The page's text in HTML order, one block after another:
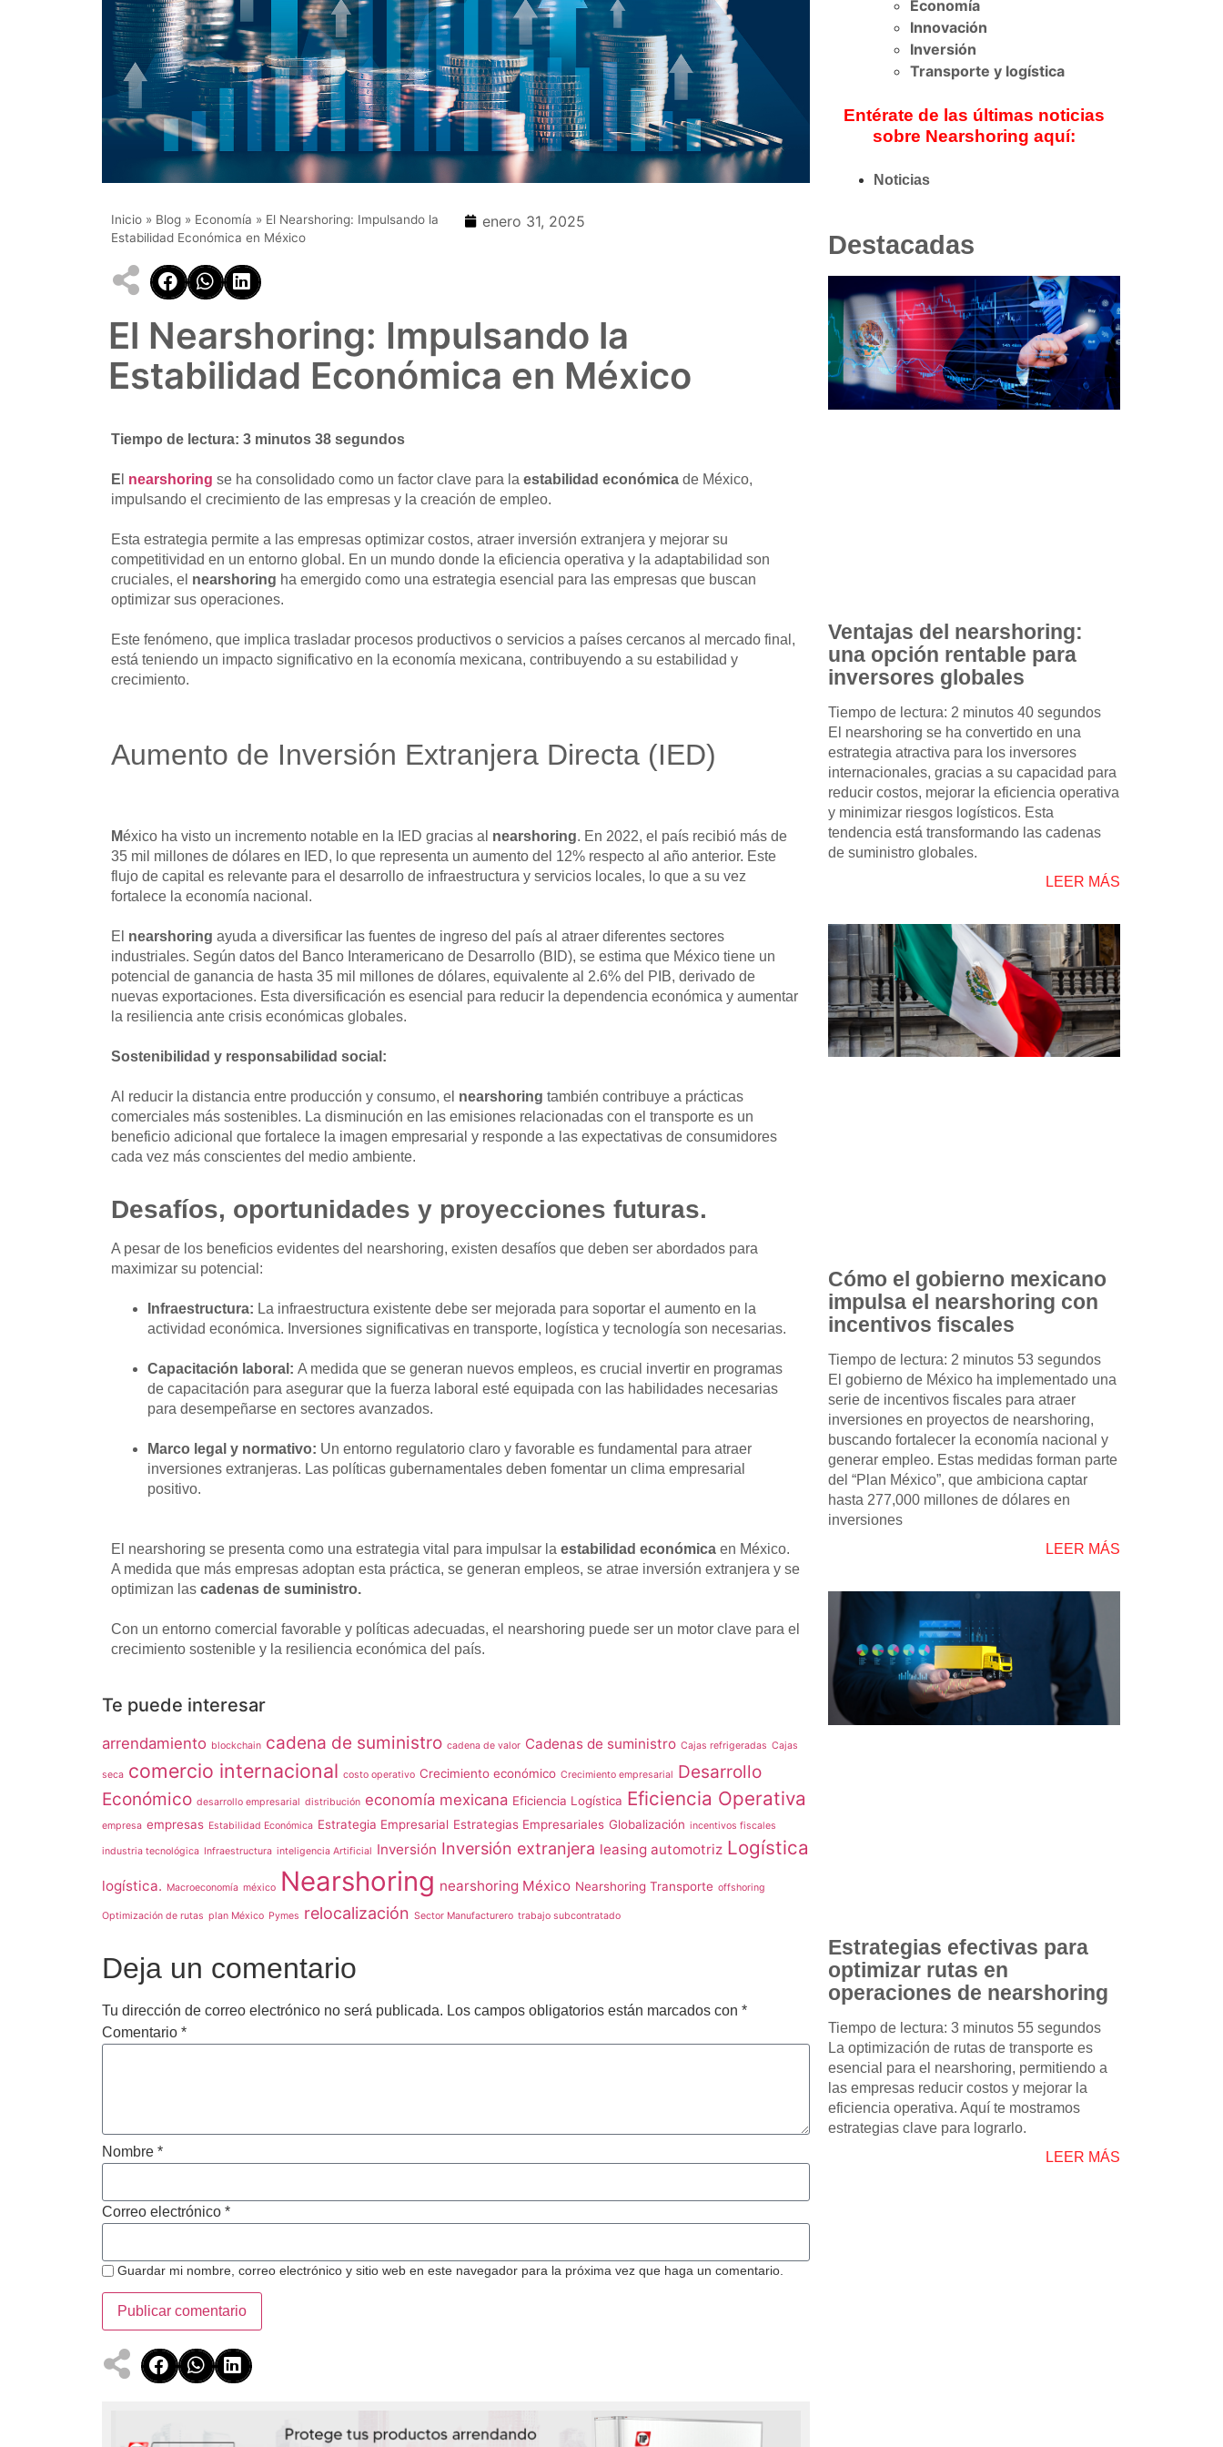
Inicio » Blog » Economía » El Nearshoring: Impulsando la
Estabilidad Económica en México
enero 31, 2025
El Nearshoring: Impulsando la
Estabilidad Económica en México
Tiempo de lectura: 3 minutos 38 segundos
E nearshoring se ha consolidado como un factor clave para la estabilidad económica de México,
impulsando el crecimiento de las empresas y la creación de empleo.
Esta estrategia permite a las empresas optimizar costos, atraer inversión extranjera y mejorar su
competitividad en un entorno global. En un mundo donde la eficiencia operativa y la adaptabilidad son
cruciales, el nearshoring ha emergido como una estrategia esencial para las empresas que buscan
optimizar sus operaciones.
Este fenómeno, que implica trasladar procesos productivos o servicios a países cercanos al mercado final,
está teniendo un impacto significativo en la economía mexicana, contribuyendo a su estabilidad y
crecimiento.
Aumento de Inversión Extranjera Directa (IED)
México ha visto un incremento notable en la IED gracias al nearshoring. En 2022, el país recibió más de
35 mil millones de dólares en IED, lo que representa un aumento del 12% respecto al año anterior. Este
flujo de capital es relevante para el desarrollo de infraestructura y servicios locales, lo que a su vez
fortalece la economía nacional.
El nearshoring ayuda a diversificar las fuentes de ingreso del país al atraer diferentes sectores
industriales. Según datos del Banco Interamericano de Desarrollo (BID), se estima que México tiene un
potencial de ganancia de hasta 35 mil millones de dólares, equivalente al 2.6% del PIB, derivado de
nuevas exportaciones. Esta diversificación es esencial para reducir la dependencia económica y aumentar
la resiliencia ante crisis económicas globales.
Sostenibilidad y responsabilidad social:
Al reducir la distancia entre producción y consumo, el nearshoring también contribuye a prácticas
comerciales más sostenibles. La disminución en las emisiones relacionadas con el transporte es un
beneficio adicional que fortalece la imagen empresarial y responde a las expectativas de consumidores
cada vez más conscientes del medio ambiente.
Desafíos, oportunidades y proyecciones futuras.
A pesar de los beneficios evidentes del nearshoring, existen desafíos que deben ser abordados para
maximizar su potencial:
Infraestructura: La infraestructura existente debe ser mejorada para soportar el aumento en la
actividad económica. Inversiones significativas en transporte, logística y tecnología son necesarias.
Capacitación laboral: A medida que se generan nuevos empleos, es crucial invertir en programas
de capacitación para asegurar que la fuerza laboral esté equipada con las habilidades necesarias
para desempeñarse en sectores avanzados.
Marco legal y normativo: Un entorno regulatorio claro y favorable es fundamental para atraer
inversiones extranjeras. Las políticas gubernamentales deben fomentar un clima empresarial
positivo.
​​El nearshoring se presenta como una estrategia vital para impulsar la estabilidad económica en México.
A medida que más empresas adoptan esta práctica, se generan empleos, se atrae inversión extranjera y se
optimizan las cadenas de suministro.
Con un entorno comercial favorable y políticas adecuadas, el nearshoring puede ser un motor clave para el
crecimiento sostenible y la resiliencia económica del país.
Te puede interesar
arrendamiento blockchain cadena de suministro cadena de valor Cadenas de suministro Cajas refrigeradas Cajas
seca comercio internacional costo operativo Crecimiento económico Crecimiento empresarial Desarrollo
Económico desarrollo empresarial distribución economía mexicana Eficiencia Logística Eficiencia Operativa
empresa empresas Estabilidad Económica Estrategia Empresarial Estrategias Empresariales Globalización incentivos fiscales
industria tecnológica Infraestructura inteligencia Artificial Inversión Inversión extranjera leasing automotriz Logística
logística. Macroeconomía méxico Nearshoring nearshoring México Nearshoring Transporte offshoring
Optimización de rutas plan México Pymes relocalización Sector Manufacturero trabajo subcontratado
Deja un comentario
Tu dirección de correo electrónico no será publicada. Los campos obligatorios están marcados con *
Comentario *
Nombre *
Correo electrónico *
Guardar mi nombre, correo electrónico y sitio web en este navegador para la próxima vez que haga un comentario.
Economía
Innovación
Inversión
Transporte y logística
Entérate de las últimas noticias
sobre Nearshoring aquí:
Noticias
Destacadas
Ventajas del nearshoring:
una opción rentable para
inversores globales
Tiempo de lectura: 2 minutos 40 segundos
El nearshoring se ha convertido en una
estrategia atractiva para los inversores
internacionales, gracias a su capacidad para
reducir costos, mejorar la eficiencia operativa
y minimizar riesgos logísticos. Esta
tendencia está transformando las cadenas
de suministro globales.
LEER MÁS
Cómo el gobierno mexicano
impulsa el nearshoring con
incentivos fiscales
Tiempo de lectura: 2 minutos 53 segundos
El gobierno de México ha implementado una
serie de incentivos fiscales para atraer
inversiones en proyectos de nearshoring,
buscando fortalecer la economía nacional y
generar empleo. Estas medidas forman parte
del “Plan México”, que ambiciona captar
hasta 277,000 millones de dólares en
inversiones
LEER MÁS
Estrategias efectivas para
optimizar rutas en
operaciones de nearshoring
Tiempo de lectura: 3 minutos 55 segundos
La optimización de rutas de transporte es
esencial para el nearshoring, permitiendo a
las empresas reducir costos y mejorar la
eficiencia operativa. Aquí te mostramos
estrategias clave para lograrlo.
LEER MÁS